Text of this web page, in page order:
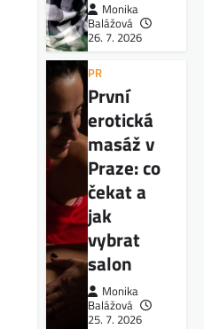
Monika
Balážová
26. 7. 2026
PR
První
erotická
masáž v
Praze: co
čekat a
jak
vybrat
salon
Monika
Balážová
25. 7. 2026